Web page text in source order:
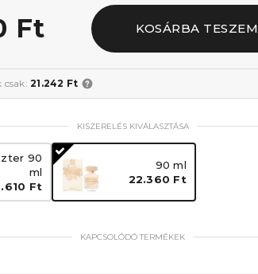
Ft KOSÁRBA TESZEM
csak:21.242 Ft
KISZERELÉS KIVÁLASZTÁSA
90
ml
Ft
90 ml
22.360 Ft
KAPCSOLÓDÓ TERMÉKEK